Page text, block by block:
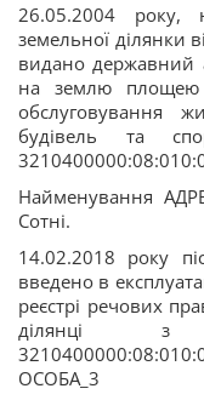
26.05.2004 року,
земельної ділянки
видано державний
на землю площею
обслуговування
будівель та
Найменування
Сотні.
14.02.2018 року
введено в
реєстрі речових
ділянці з
ОСОБА_3